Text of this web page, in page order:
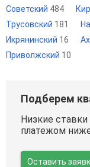
Советский 484
Трусовский 181
Икрянинский 16
Приволжский 10
Подберем
Низкие
платежом
Оставить